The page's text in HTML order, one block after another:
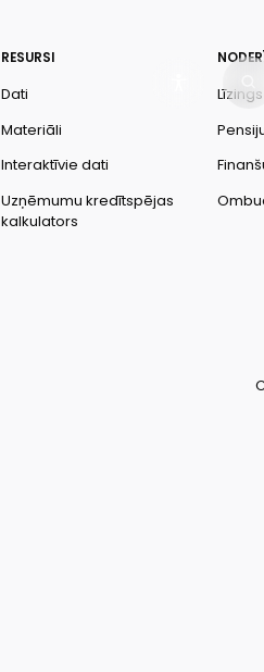
RESURSI
Dati
Materiāli
Interaktīvie dati
Uzņēmumu kredītspējas
kalkulators
Līzings